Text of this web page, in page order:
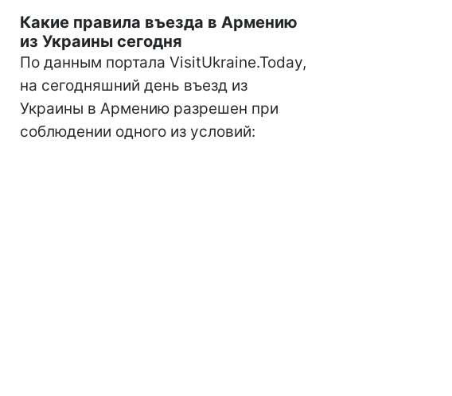
Какие правила въезда в Армению
из Украины сегодня
По данным портала VisitUkraine.Today,
на сегодняшний день въезд из
Украины в Армению разрешен при
соблюдении одного из условий: